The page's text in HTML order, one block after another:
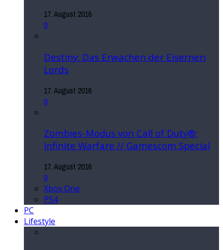
17. August 2016
0
Destiny: Das Erwachen der Eisernen
Lords
17. August 2016
0
Zombies-Modus von Call of Duty®:
Infinite Warfare // Gamescom Special
17. August 2016
0
Xbox One
PS4
PC
Lifestyle